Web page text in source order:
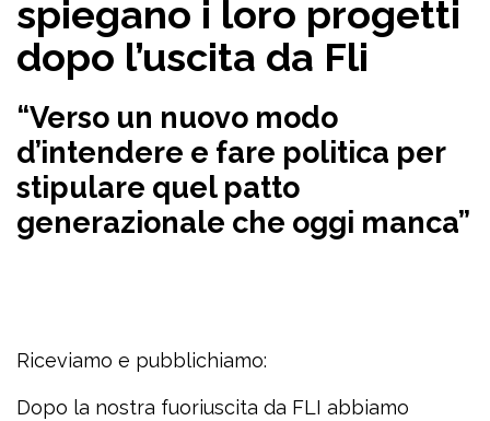
spiegano i loro progetti
dopo l’uscita da Fli
“Verso un nuovo modo
d’intendere e fare politica per
stipulare quel patto
generazionale che oggi manca”
Riceviamo e pubblichiamo:
Dopo la nostra fuoriuscita da FLI abbiamo